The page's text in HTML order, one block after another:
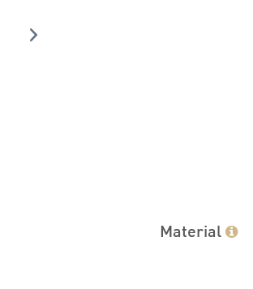
Material